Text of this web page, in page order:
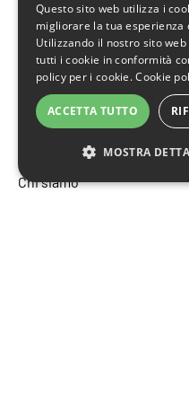
Tel: 011 4366522
Cel: 392 614 3113 (anche
Chi siamo
Questo sito web utilizza i
migliorare la tua esperienza
Utilizzando il nostro sito web
tutti i cookie in conformità
policy per i cookie.Cookie
ACCETTA TUTTO
MOSTRA